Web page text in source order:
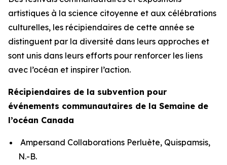
artistiques à la science citoyenne et aux célébrations
culturelles, les récipiendaires de cette année se
distinguent par la diversité dans leurs approches et
sont unis dans leurs efforts pour renforcer les liens
avec l’océan et inspirer l’action.
Récipiendaires de la subvention pour
événements communautaires de la Semaine de
l’océan Canada
Ampersand Collaborations Perluète, Quispamsis,
N.-B.